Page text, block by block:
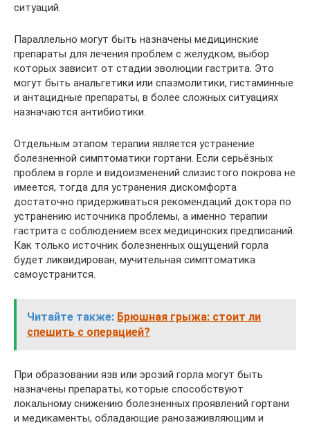
ситуаций.
Параллельно могут быть назначены медицинские
препараты для лечения проблем с желудком, выбор
которых зависит от стадии эволюции гастрита. Это
могут быть анальгетики или спазмолитики, гистаминные
и антацидные препараты, в более сложных ситуациях
назначаются антибиотики.
Отдельным этапом терапии является устранение
болезненной симптоматики гортани. Если серьёзных
проблем в горле и видоизменений слизистого покрова не
имеется, тогда для устранения дискомфорта
достаточно придерживаться рекомендаций доктора по
устранению источника проблемы, а именно терапии
гастрита с соблюдением всех медицинских предписаний.
Как только источник болезненных ощущений горла
будет ликвидирован, мучительная симптоматика
самоустранится.
Читайте также: Брюшная грыжа: стоит ли
спешить с операцией?
При образовании язв или эрозий горла могут быть
назначены препараты, которые способствуют
локальному снижению болезненных проявлений гортани
и медикаменты, обладающие ранозаживляющим и